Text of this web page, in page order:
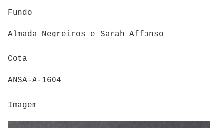
Fundo
Almada Negreiros e Sarah Affonso
Cota
ANSA-A-1604
Imagem